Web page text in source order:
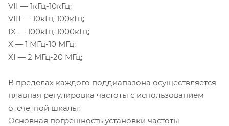
VII — 1кГц-10кГц;
VIII — 10кГц-100кГц;
IX — 100кГц-1000кГц;
X — 1 МГц-10 МГц;
XI — 2 МГц-20 МГц;
В пределах каждого поддиапазона осуществляется
плавная регулировка частоты с использованием
отсчетной шкалы;
Основная погрешность установки частоты